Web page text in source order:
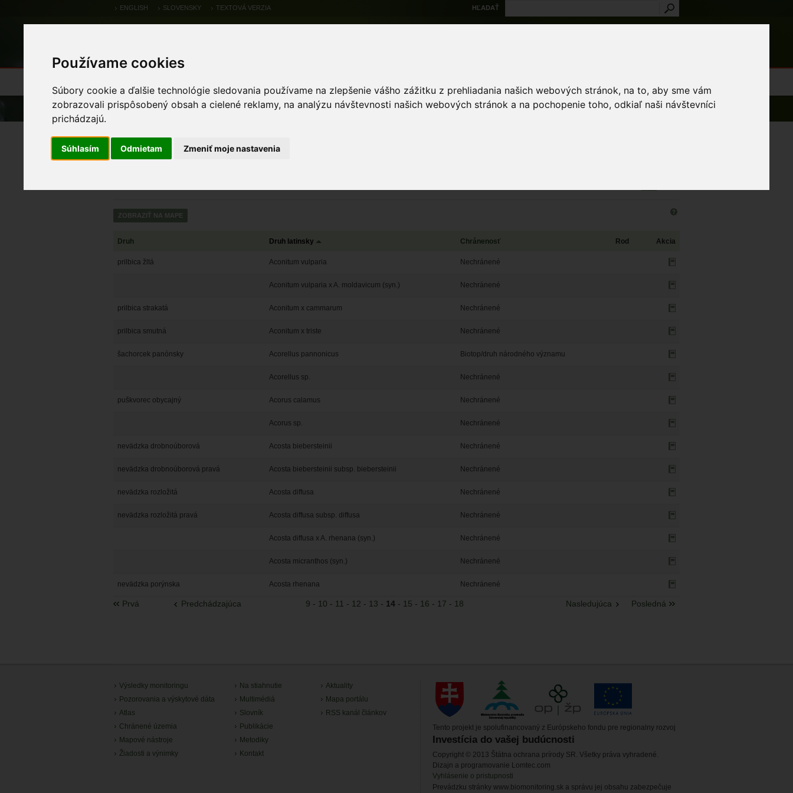
Používame cookies
Súbory cookie a ďalšie technológie sledovania používame na zlepšenie vášho zážitku z prehliadania našich webových stránok, na to, aby sme vám
zobrazovali prispôsobený obsah a cielené reklamy, na analýzu návštevnosti našich webových stránok a na pochopenie toho, odkiaľ naši návštevníci
prichádzajú.
Súhlasím Odmietam Zmeniť moje nastavenia
ENGLISH SLOVENSKY TEXTOVÁ VERZIA HĽADAŤ
Úvod Atlas Atlas rastlín
Atlas rastlín
Druh Druh latinsky Chránenosť Rod Akcia
prilbica žltá Aconitum vulparia Nechránené
Aconitum vulparia x A. moldavicum (syn.) Nechránené
prilbica strakatá Aconitum x cammarum Nechránené
prilbica smutná Aconitum x triste Nechránené
šachorcek panónsky Acorellus pannonicus Biotop/druh národného významu
Acorellus sp. Nechránené
puškvorec obycajný Acorus calamus Nechránené
Acorus sp. Nechránené
nevädzka drobnoúborová Acosta biebersteinii Nechránené
nevädzka drobnoúborová pravá Acosta biebersteinii subsp. biebersteinii Nechránené
nevädzka rozložitá Acosta diffusa Nechránené
nevädzka rozložitá pravá Acosta diffusa subsp. diffusa Nechránené
Acosta diffusa x A. rhenana (syn.) Nechránené
Acosta micranthos (syn.) Nechránené
nevädzka porýnska Acosta rhenana Nechránené
Prvá Predchádzajúca 9 - 10 - 11 - 12 - 13 - 14 - 15 - 16 - 17 - 18 Posledná
Nasledujúca
Výsledky monitoringu
Pozorovania a výskytové dáta
Atlas
Chránené územia
Mapové nástroje
Žiadosti a výnimky
Na stiahnutie
Multimédiá
Slovník
Publikácie
Metodiky
Kontakt
Aktuality
Mapa portálu
RSS kanál článkov
Tento projekt je spolufinancovaný z Európskeho fondu pre regionalny rozvoj
Investícia do vašej budúcnosti
Copyright © 2013 Štátna ochrana prírody SR. Všetky práva vyhradené.
Dizajn a programovanie Lomtec.com
Vyhlásenie o pristupnosti
Prevádzku stránky www.biomonitoring.sk a správu jej obsahu zabezpečuje